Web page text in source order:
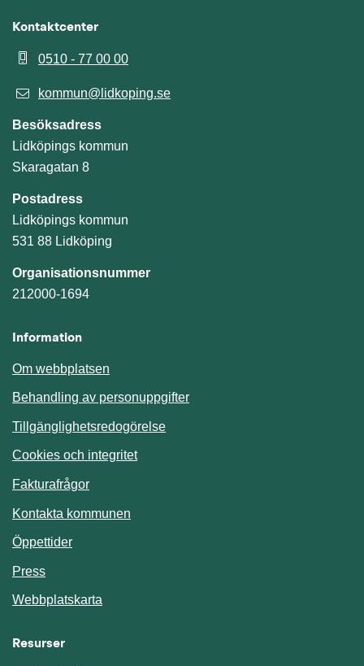
Kontaktcenter
0510 - 77 00 00
kommun@lidkoping.se
Besöksadress
Lidköpings kommun
Skaragatan 8
Postadress
Lidköpings kommun
531 88 Lidköping
Organisationsnummer
212000-1694
Information
Om webbplatsen
Behandling av personuppgifter
Tillgänglighetsredogörelse
Cookies och integritet
Fakturafrågor
Kontakta kommunen
Öppettider
Press
Webbplatskarta
Resurser